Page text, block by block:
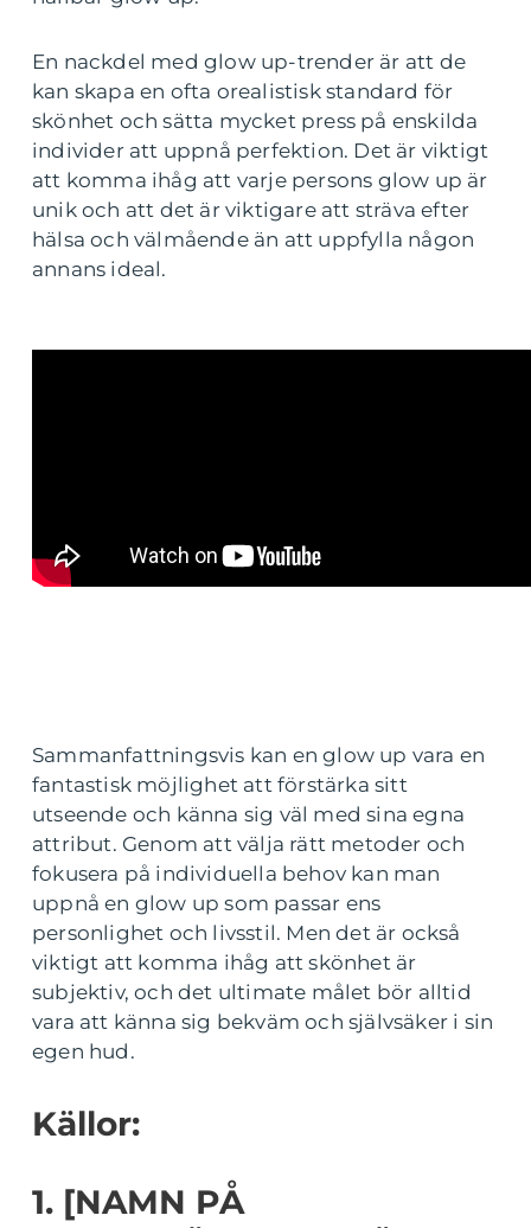
En nackdel med glow up-trender är att de
kan skapa en ofta orealistisk standard för
skönhet och sätta mycket press på enskilda
individer att uppnå perfektion. Det är viktigt
att komma ihåg att varje persons glow up är
unik och att det är viktigare att sträva efter
hälsa och välmående än att uppfylla någon
annans ideal.
Sammanfattningsvis kan en glow up vara en
fantastisk möjlighet att förstärka sitt
utseende och känna sig väl med sina egna
attribut. Genom att välja rätt metoder och
fokusera på individuella behov kan man
uppnå en glow up som passar ens
personlighet och livsstil. Men det är också
viktigt att komma ihåg att skönhet är
subjektiv, och det ultimate målet bör alltid
vara att känna sig bekväm och självsäker i sin
egen hud.
Källor:
1. [NAMN PÅ